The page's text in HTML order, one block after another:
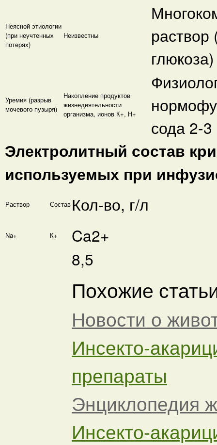
Неясной этиологии
(при неучтенных
потерях)
Неизвестны
глюкоза)
Уремия (разрыв
мочевого пузыря)
Накопление продуктов
жизнедеятельности
организма, ионов К+, Н+
сода 2-
Электролитный состав
используемых при
Раствор Состав Кол-во, г/л
Na+ К+ Ca2+
8,5
Похожие
Новости о
Инсекто-
препараты
Энциклопедия
Инсекто-